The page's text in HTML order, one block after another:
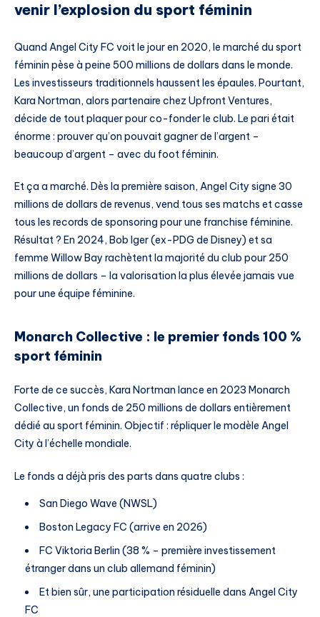
venir l’explosion du sport féminin
Quand Angel City FC voit le jour en 2020, le marché du sport
féminin pèse à peine 500 millions de dollars dans le monde.
Les investisseurs traditionnels haussent les épaules. Pourtant,
Kara Nortman, alors partenaire chez Upfront Ventures,
décide de tout plaquer pour co-fonder le club. Le pari était
énorme : prouver qu’on pouvait gagner de l’argent –
beaucoup d’argent – avec du foot féminin.
Et ça a marché. Dès la première saison, Angel City signe 30
millions de dollars de revenus, vend tous ses matchs et casse
tous les records de sponsoring pour une franchise féminine.
Résultat ? En 2024, Bob Iger (ex-PDG de Disney) et sa
femme Willow Bay rachètent la majorité du club pour 250
millions de dollars – la valorisation la plus élevée jamais vue
pour une équipe féminine.
Monarch Collective : le premier fonds 100 %
sport féminin
Forte de ce succès, Kara Nortman lance en 2023 Monarch
Collective, un fonds de 250 millions de dollars entièrement
dédié au sport féminin. Objectif : répliquer le modèle Angel
City à l’échelle mondiale.
Le fonds a déjà pris des parts dans quatre clubs :
San Diego Wave (NWSL)
Boston Legacy FC (arrive en 2026)
FC Viktoria Berlin (38 % – première investissement
étranger dans un club allemand féminin)
Et bien sûr, une participation résiduelle dans Angel City
FC